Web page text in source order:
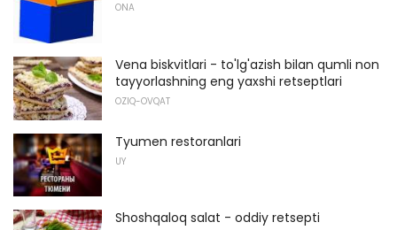
ONA
Vena biskvitlari - to'lg'azish bilan qumli non
tayyorlashning eng yaxshi retseptlari
OZIQ-OVQAT
Tyumen restoranlari
UY
Shoshqaloq salat - oddiy retsepti